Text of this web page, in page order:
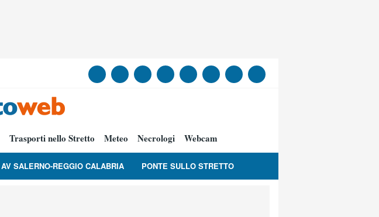
Trasporti nello Stretto Meteo Necrologi Webcam
AV SALERNO-REGGIO CALABRIA PONTE SULLO STRETTO